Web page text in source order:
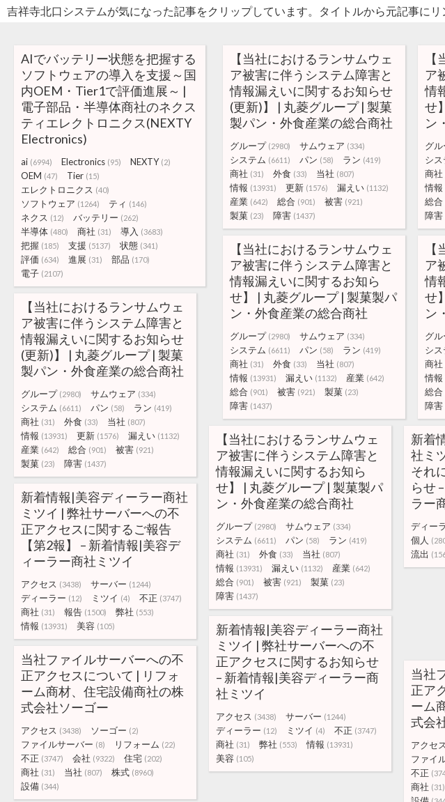
吉祥寺北口システムが気になった記事をクリップしています。タイトルから元記事に
AIでバッテリー状態を把握する
ソフトウェアの導入を支援～国
内OEM・Tier1で評価進展～ |
電子部品・半導体商社のネクス
ティエレクトロニクス(NEXTY
Electronics)
ai (6994) Electronics (95) NEXTY (2)
OEM (47) Tier (15)
エレクトロニクス (40)
ソフトウェア (1264) ティ (146)
ネクス (12) バッテリー (262)
半導体 (480) 商社 (31) 導入 (3683)
把握 (185) 支援 (5137) 状態 (341)
評価 (634) 進展 (31) 部品 (170)
電子 (2107)
【当社におけるランサムウェ
ア被害に伴うシステム障害と
情報漏えいに関するお知らせ
(更新)】 | 丸菱グループ | 製菓
製パン・外食産業の総合商社
グループ (2980) サムウェア (334)
システム (6611) パン (58) ラン (419)
商社 (31) 外食 (33) 当社 (807)
情報 (13931) 更新 (1576) 漏えい (1132)
産業 (642) 総合 (901) 被害 (921)
製菓 (23) 障害 (1437)
ア
情
せ
ン
グ
シス
商社
情報
総合
障害
【当社におけるランサムウェ
ア被害に伴うシステム障害と
情報漏えいに関するお知ら
せ】 | 丸菱グループ | 製菓製パ
ン・外食産業の総合商社
グループ (2980) サムウェア (334)
システム (6611) パン (58) ラン (419)
商社 (31) 外食 (33) 当社 (807)
情報 (13931) 漏えい (1132) 産業 (642)
総合 (901) 被害 (921) 製菓 (23)
障害 (1437)
ア
情
せ
ン
グ
シス
商社
情報
総合
障害
【当社におけるランサムウェ
ア被害に伴うシステム障害と
情報漏えいに関するお知らせ
(更新)】 | 丸菱グループ | 製菓
製パン・外食産業の総合商社
グループ (2980) サムウェア (334)
システム (6611) パン (58) ラン (419)
商社 (31) 外食 (33) 当社 (807)
情報 (13931) 更新 (1576) 漏えい (1132)
産業 (642) 総合 (901) 被害 (921)
製菓 (23) 障害 (1437)
【当社におけるランサムウェ
ア被害に伴うシステム障害と
情報漏えいに関するお知ら
せ】 | 丸菱グループ | 製菓製パ
ン・外食産業の総合商社
グループ (2980) サムウェア (334)
システム (6611) パン (58) ラン (419)
商社 (31) 外食 (33) 当社 (807)
情報 (13931) 漏えい (1132) 産業 (642)
総合 (901) 被害 (921) 製菓 (23)
障害 (1437)
新着
社ミ
それ
らせ
ラー
ディー
個人
流出
新着情報|美容ディーラー商社
ミツイ | 弊社サーバーへの不
正アクセスに関するご報告
【第2報】 – 新着情報|美容デ
ィーラー商社ミツイ
アクセス (3438) サーバー (1244)
ディーラー (12) ミツイ (4) 不正 (3747)
商社 (31) 報告 (1500) 弊社 (553)
情報 (13931) 美容 (105)
新着情報|美容ディーラー商社
ミツイ | 弊社サーバーへの不
正アクセスに関するお知らせ
– 新着情報|美容ディーラー商
社ミツイ
アクセス (3438) サーバー (1244)
ディーラー (12) ミツイ (4) 不正 (3747)
商社 (31) 弊社 (553) 情報 (13931)
美容 (105)
当社ファイルサーバーへの不
正アクセスについて | リフォ
ーム商材、住宅設備商社の株
式会社ソーゴー
アクセス (3438) ソーゴー (2)
ファイルサーバー (8) リフォーム (22)
不正 (3747) 会社 (9322) 住宅 (202)
商社 (31) 当社 (807) 株式 (8960)
設備 (344)
当社
正ア
ーム
式会
アクセス
ファイ
不正
商社 (31)